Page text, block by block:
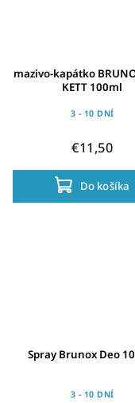
mazivo-kapátko
KETT 100ml
3 - 10 DNÍ
€11,50
Do košíka
Spray Brunox Deo
3 - 10 DNÍ